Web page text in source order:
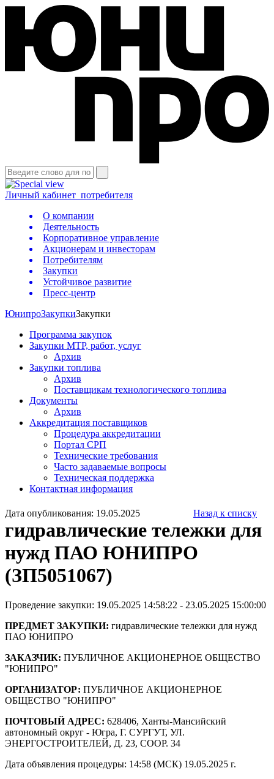
Личный кабинет потребителя
О компании
Деятельность
Корпоративное управление
Акционерам и инвесторам
Потребителям
Закупки
Устойчивое развитие
Пресс-центр
ЮнипроЗакупкиЗакупки
Программа закупок
Закупки МТР, работ, услуг
Архив
Закупки топлива
Архив
Поставщикам технологического топлива
Документы
Архив
Аккредитация поставщиков
Процедура аккредитации
Портал СРП
Технические требования
Часто задаваемые вопросы
Техническая поддержка
Контактная информация
Дата опубликования: 19.05.2025 Назад к списку
гидравлические тележки для
нужд ПАО ЮНИПРО
(ЗП5051067)
Проведение закупки: 19.05.2025 14:58:22 - 23.05.2025 15:00:00
ПРЕДМЕТ ЗАКУПКИ: гидравлические тележки для нужд
ПАО ЮНИПРО
ЗАКАЗЧИК: ПУБЛИЧНОЕ АКЦИОНЕРНОЕ ОБЩЕСТВО
"ЮНИПРО"
ОРГАНИЗАТОР: ПУБЛИЧНОЕ АКЦИОНЕРНОЕ
ОБЩЕСТВО "ЮНИПРО"
ПОЧТОВЫЙ АДРЕС: 628406, Ханты-Мансийский
автономный округ - Югра, Г. СУРГУТ, УЛ.
ЭНЕРГОСТРОИТЕЛЕЙ, Д. 23, СООР. 34
Дата объявления процедуры: 14:58 (МСК) 19.05.2025 г.